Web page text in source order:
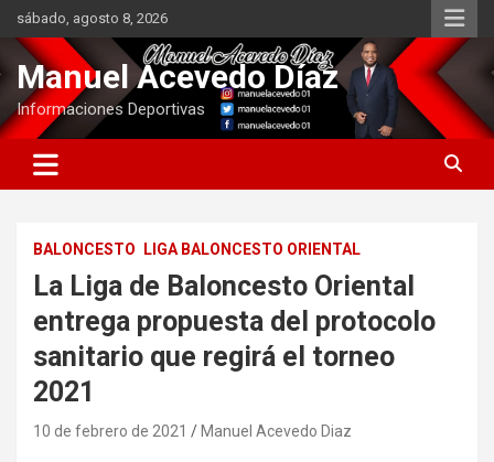
Saltar
contenido
sábado, agosto 8, 2026
Manuel Acevedo Díaz
Informaciones Deportivas
BALONCESTO LIGA BALONCESTO ORIENTAL
La Liga de Baloncesto Oriental
entrega propuesta del protocolo
sanitario que regirá el torneo
2021
10 de febrero de 2021 Manuel Acevedo Diaz